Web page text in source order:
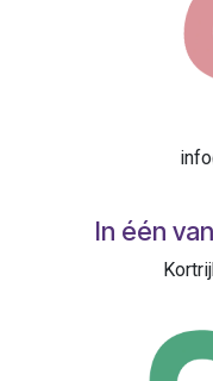
In één